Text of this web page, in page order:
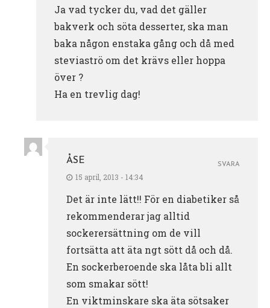
Ja vad tycker du, vad det gäller
bakverk och söta desserter, ska man
baka någon enstaka gång och då med
steviaströ om det krävs eller hoppa
över ?
Ha en trevlig dag!
ÅSE
15 april, 2013 - 14:34
Det är inte lätt!! För en diabetiker så
rekommenderar jag alltid
sockerersättning om de vill
fortsätta att äta ngt sött då och då.
En sockerberoende ska låta bli allt
som smakar sött!
En viktminskare ska äta sötsaker
SVARA